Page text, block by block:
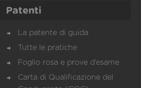
Patenti
La patente di guida
Tutte le pratiche
Foglio rosa e prove d’esame
Carta di Qualificazione del